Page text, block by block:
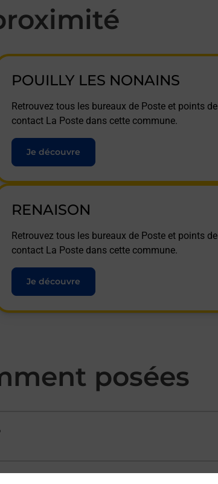
POUILLY LES NONAINS
Retrouvez tous les bureaux de Poste et points de
contact La Poste dans cette commune.
Je découvre
RENAISON
Retrouvez tous les bureaux de Poste et points de
contact La Poste dans cette commune.
Je découvre
posées